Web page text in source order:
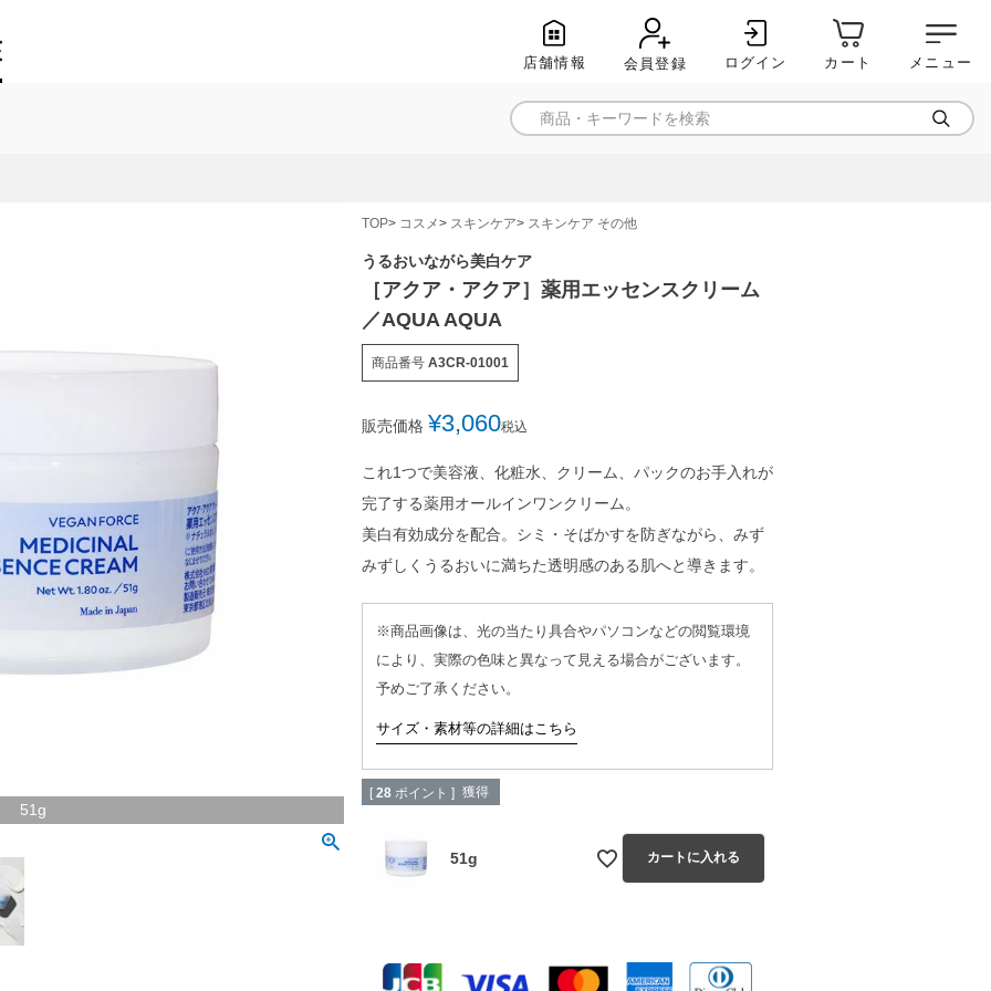
店舗情報 会員登録 ログイン カート メニュー
51g
TOP コスメ スキンケア スキンケア その他
うるおいながら美白ケア
［アクア・アクア］薬用エッセンスクリーム
／AQUA AQUA
商品番号 A3CR-01001
販売価格 ¥3,060税込
これ1つで美容液、化粧水、クリーム、パックのお手入れが
完了する薬用オールインワンクリーム。
美白有効成分を配合。シミ・そばかすを防ぎながら、みず
みずしくうるおいに満ちた透明感のある肌へと導きます。
※商品画像は、光の当たり具合やパソコンなどの閲覧環境
により、実際の色味と異なって見える場合がございます。
予めご了承ください。
サイズ・素材等の詳細はこちら
[ 28 ポイント ] 獲得
51g カートに入れる